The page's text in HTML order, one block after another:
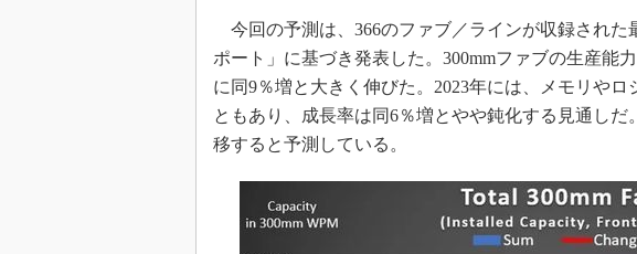
JASA発IoT通信
IHSアナリスト「未来展望」
「英語に愛されないエンジニア」の
ための新行動論
今回の予測は、366のファブ／ラインが収録された
ポート」に基づき発表した。300mmファブの生産能
に同9％増と大きく伸びた。2023年には、メモリや
ともあり、成長率は同6％増とやや鈍化する見通し
移すると予測している。